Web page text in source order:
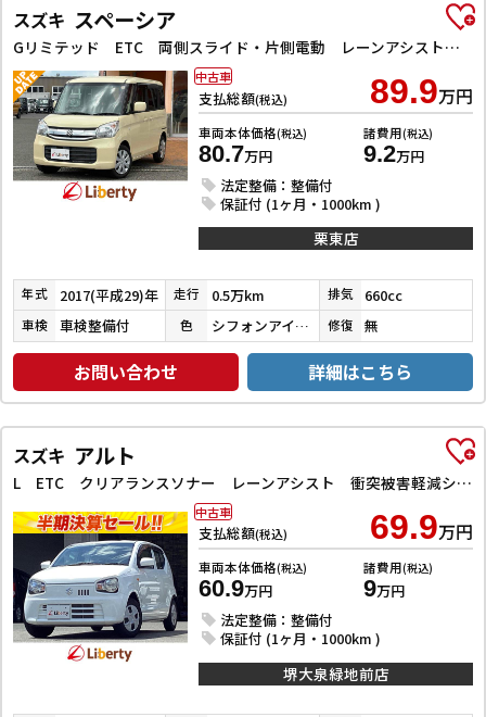
スズキ スペーシア
Gリミテッド ETC 両側スライド・片側電動 レーンアシスト 衝突被害軽減システム スマートキー アイドリングストップ 電動格納ミラー シートヒーター ベンチシート CVT ESC CD
支払総額(税込) 89.9万円
車両本体価格(税込)
80.7万円
諸費用(税込)
9.2万円
法定整備：整備付
保証付 (1ヶ月・1000km )
中古車
栗東店
年式 2017(平成29)年 走行 0.5万km 排気 660cc
車検 車検整備付 色 シフォンアイボリーメタリック 修復 無
お問い合わせ 詳細はこちら
スズキ アルト
L ETC クリアランスソナー レーンアシスト 衝突被害軽減システム オートライト アイドリングストップ 電動格納ミラー シートヒーター CVT ESC CD
支払総額(税込) 69.9万円
車両本体価格(税込)
60.9万円
諸費用(税込)
9万円
法定整備：整備付
保証付 (1ヶ月・1000km )
中古車
堺大泉緑地前店